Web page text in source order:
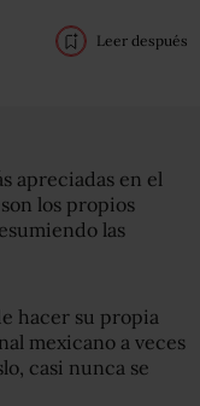
Leer después
apreciadas en el
los propios
las
hacer su propia
mexicano a veces
casi nunca se